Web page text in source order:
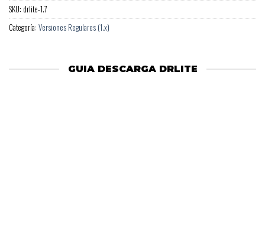
SKU: drlite-1.7
Categoría: Versiones Regulares (1.x)
GUIA DESCARGA DRLITE